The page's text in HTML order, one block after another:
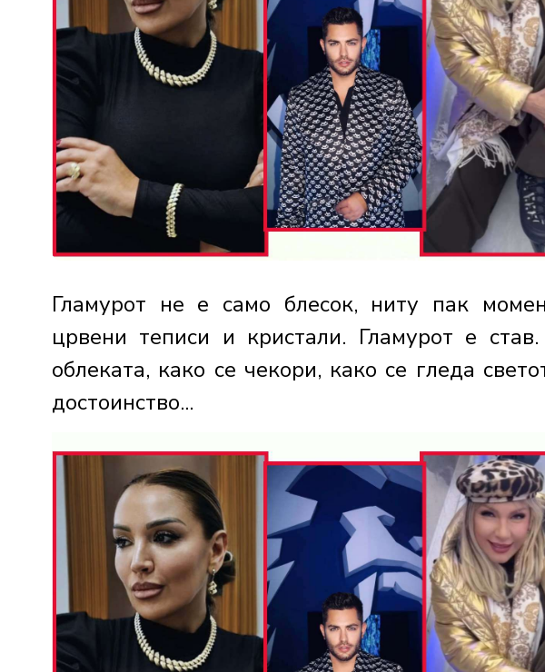
Гламурот не е само блесок, ниту пак
црвени теписи и кристали. Гламурот е
облеката, како се чекори, како се гледа
достоинство...